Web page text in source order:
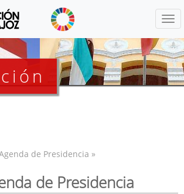
de Presidencia »
de Presidencia